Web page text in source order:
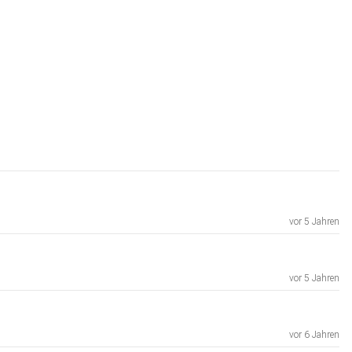
vor 5 Jahren
vor 5 Jahren
vor 6 Jahren